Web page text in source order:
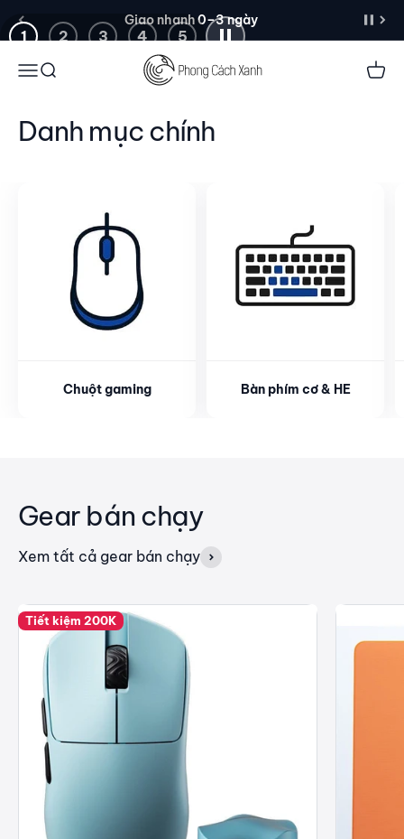
Giao nhanh 0–3 ngày
MenuTìm kiếm Giỏ
Lamzu Thorn V2
Xem thêm
1 2 3 4 5
Danh mục chính
Chuột gaming Bàn phím cơ & HE
Gear bán chạy
Xem tất cả gear bán chạy
Tiết kiệm 200K